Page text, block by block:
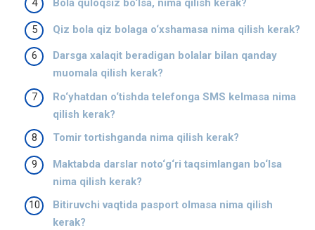
Bola quloqsiz bo‘lsa, nima qilish kerak?
Qiz bola qiz bolaga o‘xshamasa nima qilish kerak?
Darsga xalaqit beradigan bolalar bilan qanday
muomala qilish kerak?
Ro‘yhatdan o‘tishda telefonga SMS kelmasa nima
qilish kerak?
Tomir tortishganda nima qilish kerak?
Maktabda darslar noto‘g‘ri taqsimlangan bo‘lsa
nima qilish kerak?
Bitiruvchi vaqtida pasport olmasa nima qilish
kerak?